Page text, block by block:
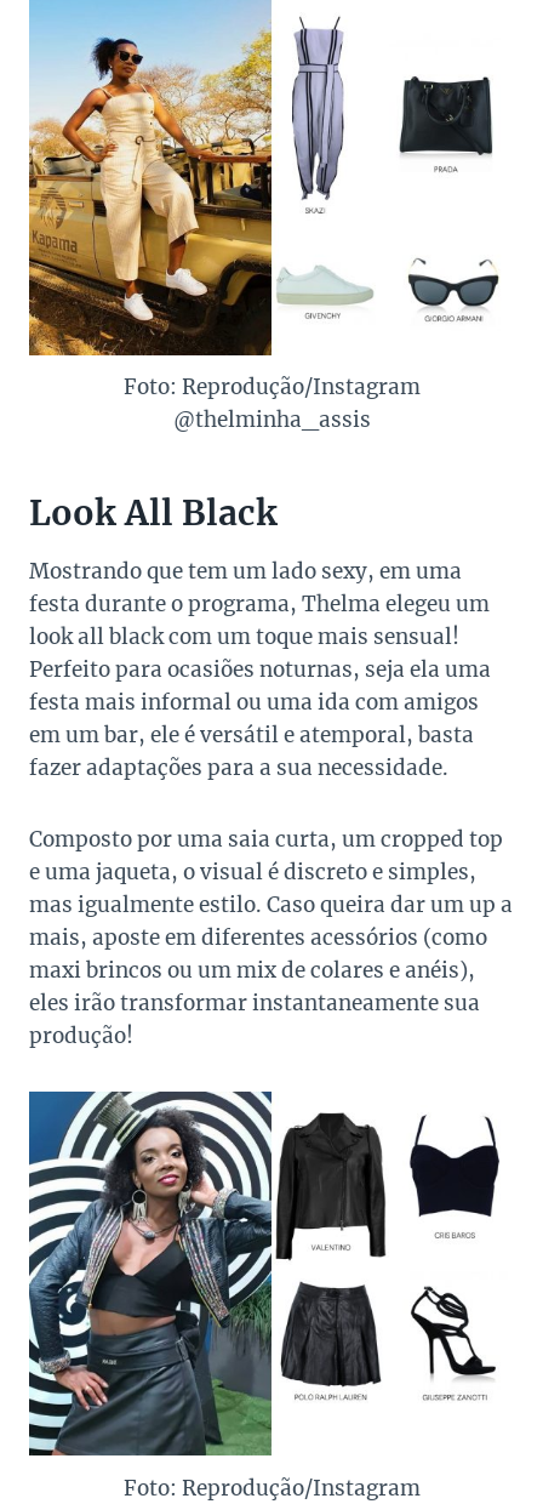
Foto: Reprodução/Instagram
@thelminha_assis
Look All Black
Mostrando que tem um lado sexy, em uma
festa durante o programa, Thelma elegeu um
look all black com um toque mais sensual!
Perfeito para ocasiões noturnas, seja ela uma
festa mais informal ou uma ida com amigos
em um bar, ele é versátil e atemporal, basta
fazer adaptações para a sua necessidade.
Composto por uma saia curta, um cropped top
e uma jaqueta, o visual é discreto e simples,
mas igualmente estilo. Caso queira dar um up a
mais, aposte em diferentes acessórios (como
maxi brincos ou um mix de colares e anéis),
eles irão transformar instantaneamente sua
produção!
Foto: Reprodução/Instagram